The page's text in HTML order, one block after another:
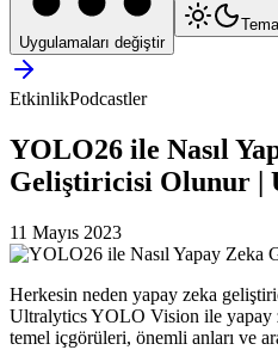
Uygulamaları değiştir
EtkinlikPodcastler
YOLO26 ile Nasıl
Geliştiricisi Olunur |
11 Mayıs 2023
Herkesin neden yapay zeka
Ultralytics YOLO Vision ile yapay
temel içgörüleri, önemli anları ve